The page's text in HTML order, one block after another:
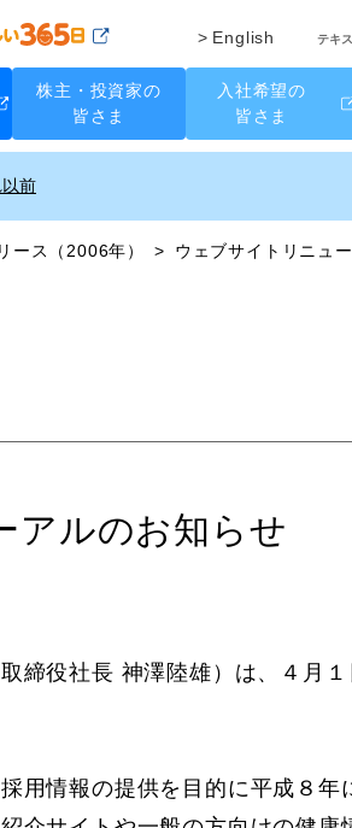
English テキ
株主・投資家の
皆さま
入社希望の
皆さま
ース（2006年） ウェブサイトリニュ
アルのお知らせ
締役社長 神澤陸雄）は、４月
情報の提供を目的に平成８年